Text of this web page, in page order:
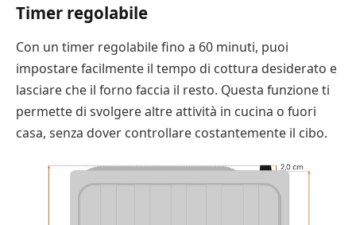
Timer regolabile
Con un timer regolabile fino a 60 minuti, puoi
impostare facilmente il tempo di cottura desiderato e
lasciare che il forno faccia il resto. Questa funzione ti
permette di svolgere altre attività in cucina o fuori
casa, senza dover controllare costantemente il cibo.